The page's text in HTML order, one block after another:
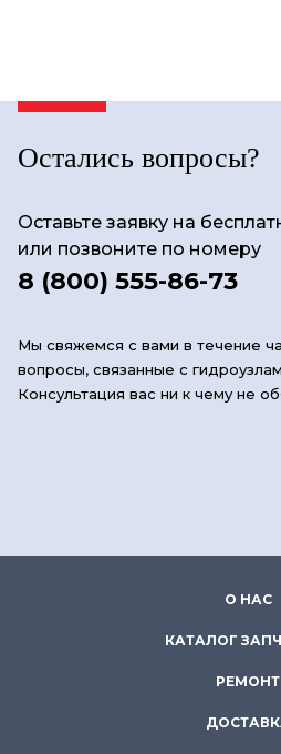
Остались вопросы?
Оставьте заявку на
или позвоните по номеру
8 (800) 555-86-73
Мы свяжемся с вами в течение
вопросы, связанные с
Консультация вас ни к чему не
О НАС
КАТАЛОГ
РЕМОНТ